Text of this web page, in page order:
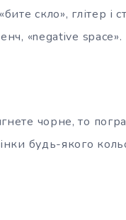
скло», глітер і
«negative
чорне, то
будь-якого